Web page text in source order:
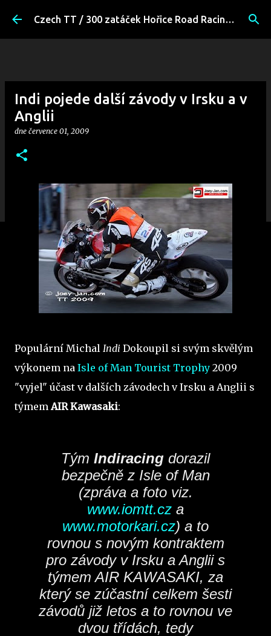
Přeskočit na hlavní obsah Czech TT / 300 zatáček Hořice Road Racing Fans
Indi pojede další závody v Irsku a v
Anglii
dne července 01, 2009
Populární Michal Indi Dokoupil si svým skvělým
výkonem na Isle of Man Tourist Trophy 2009
"vyjel" účast v dalších závodech v Irsku a Anglii s
týmemAIR Kawasaki:
Tým Indiracing dorazil
bezpečně z Isle of Man
(zpráva a foto viz.
www.iomtt.cz a
www.motorkari.cz) a to
rovnou s novým kontraktem
pro závody v Irsku a Anglii s
týmem AIR KAWASAKI, za
který se zúčastní celkem šesti
závodů již letos a to rovnou ve
dvou třídách, tedy